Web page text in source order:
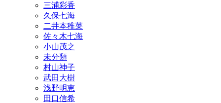
三浦彩香
久保七海
二井本稚菜
佐々木七海
小山茂之
未分類
村山神子
武田大樹
浅野明恵
田口信希